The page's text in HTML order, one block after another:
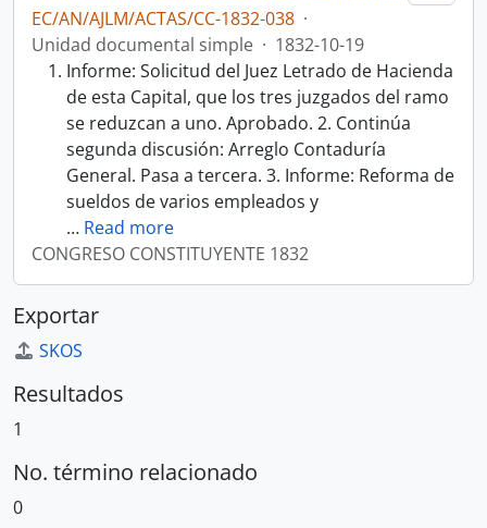
EC/AN/AJLM/ACTAS/CC-1832-038 ·
Unidad documental simple · 1832-10-19
Informe: Solicitud del Juez Letrado de Hacienda
de esta Capital, que los tres juzgados del ramo
se reduzcan a uno. Aprobado. 2. Continúa
segunda discusión: Arreglo Contaduría
General. Pasa a tercera. 3. Informe: Reforma de
sueldos de varios empleados y
… Read more
CONGRESO CONSTITUYENTE 1832
Exportar
SKOS
Resultados
1
No. término relacionado
0